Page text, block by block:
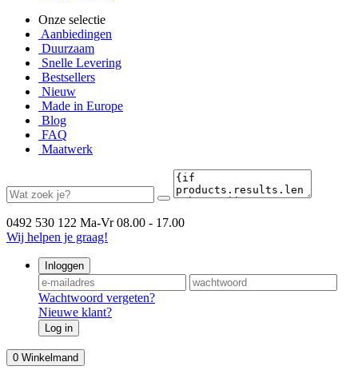
Onze selectie
Aanbiedingen
Duurzaam
Snelle Levering
Bestsellers
Nieuw
Made in Europe
Blog
FAQ
Maatwerk
0492 530 122 Ma-Vr 08.00 - 17.00
Wij helpen je graag!
Inloggen
Wachtwoord vergeten?
Nieuwe klant?
Log in
0 Winkelmand